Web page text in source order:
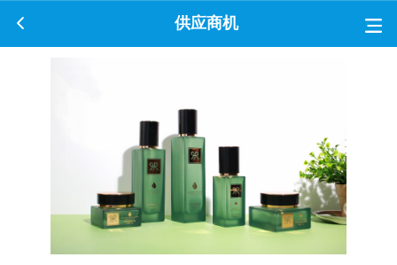
供应商机